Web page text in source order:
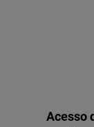
Acesso